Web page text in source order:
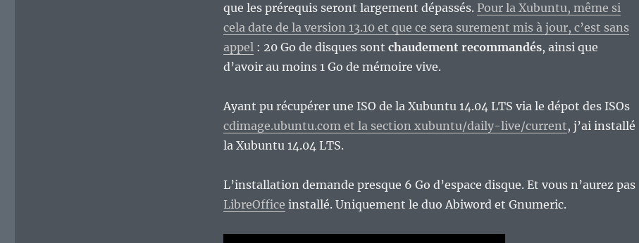
que les prérequis seront largement dépassés. Pour la Xubuntu, même si
cela date de la version 13.10 et que ce sera surement mis à jour, c’est sans
appel: 20 Go de disques sont chaudement recommandés, ainsi que
d’avoir au moins 1 Go de mémoire vive.
Ayant pu récupérer une ISO de la Xubuntu 14.04 LTS via le dépot des ISOs
cdimage.ubuntu.com et la section xubuntu/daily-live/current, j’ai installé
la Xubuntu 14.04 LTS.
L’installation demande presque 6 Go d’espace disque. Et vous n’aurez pas
LibreOffice installé. Uniquement le duo Abiword et Gnumeric.